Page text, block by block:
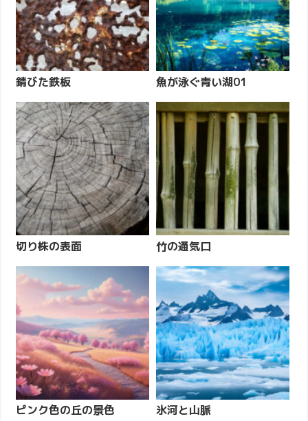
錆びた鉄板 魚が泳ぐ青い湖01
切り株の表面 竹の通気口
ピンク色の丘の景色 氷河と山脈